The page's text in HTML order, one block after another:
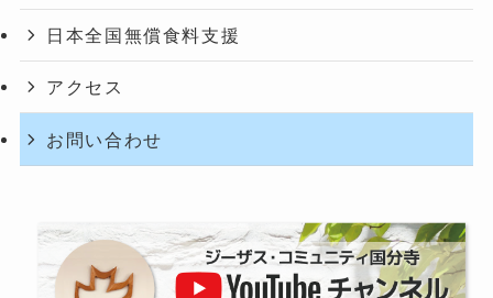
日本全国無償食料支援
アクセス
お問い合わせ